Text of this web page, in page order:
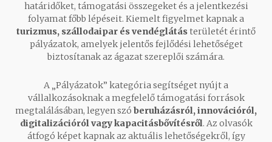
határidőket, támogatási összegeket és a jelentkezési
folyamat főbb lépéseit. Kiemelt figyelmet kapnak a
turizmus, szállodaipar és vendéglátásterületét érintő
pályázatok, amelyek jelentős fejlődési lehetőséget
biztosítanak az ágazat szereplői számára.
A „Pályázatok” kategória segítséget nyújt a
vállalkozásoknak a megfelelő támogatási források
megtalálásában, legyen szó beruházásról, innovációról,
digitalizációról vagy kapacitásbővítésről. Az olvasók
átfogó képet kapnak az aktuális lehetőségekről, így